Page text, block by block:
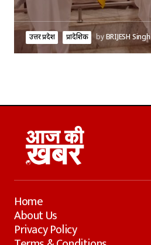
उत्तर प्रदेश प्रादेशिक byBRIJESH Singh
Home
About Us
Privacy Policy